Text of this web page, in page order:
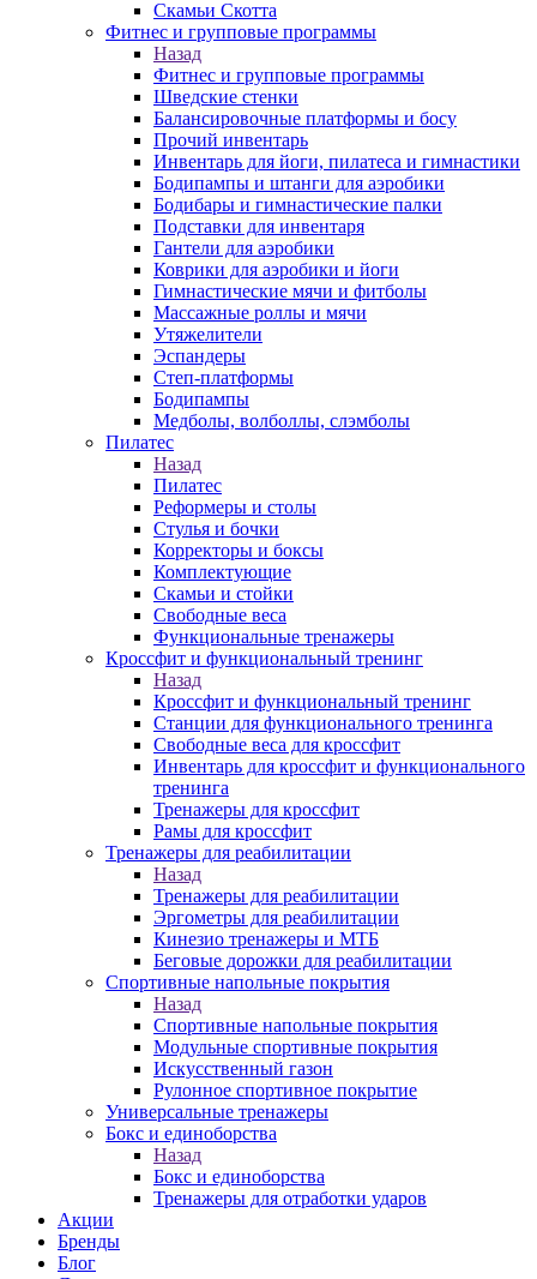
Скамьи Скотта
Фитнес и групповые программы
Назад
Фитнес и групповые программы
Шведские стенки
Балансировочные платформы и босу
Прочий инвентарь
Инвентарь для йоги, пилатеса и гимнастики
Бодипампы и штанги для аэробики
Бодибары и гимнастические палки
Подставки для инвентаря
Гантели для аэробики
Коврики для аэробики и йоги
Гимнастические мячи и фитболы
Массажные роллы и мячи
Утяжелители
Эспандеры
Степ-платформы
Бодипампы
Медболы, волболлы, слэмболы
Пилатес
Назад
Пилатес
Реформеры и столы
Стулья и бочки
Корректоры и боксы
Комплектующие
Скамьи и стойки
Свободные веса
Функциональные тренажеры
Кроссфит и функциональный тренинг
Назад
Кроссфит и функциональный тренинг
Станции для функционального тренинга
Свободные веса для кроссфит
Инвентарь для кроссфит и функционального
тренинга
Тренажеры для кроссфит
Рамы для кроссфит
Тренажеры для реабилитации
Назад
Тренажеры для реабилитации
Эргометры для реабилитации
Кинезио тренажеры и МТБ
Беговые дорожки для реабилитации
Спортивные напольные покрытия
Назад
Спортивные напольные покрытия
Модульные спортивные покрытия
Искусственный газон
Рулонное спортивное покрытие
Универсальные тренажеры
Бокс и единоборства
Назад
Бокс и единоборства
Тренажеры для отработки ударов
Акции
Бренды
Блог